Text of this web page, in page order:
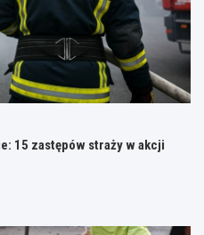
15 zastępów straży w akcji